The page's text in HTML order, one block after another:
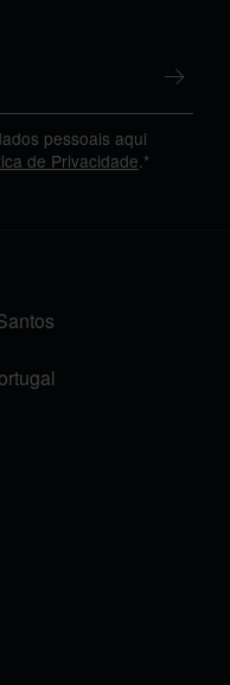
pessoais aqui
de Privacidade .*